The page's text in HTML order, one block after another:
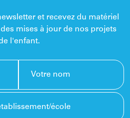
et recevez du matériel
mises à jour de nos projets
l'enfant.